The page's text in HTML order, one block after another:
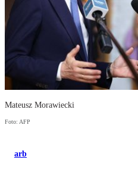
Mateusz Morawiecki
Foto: AFP
arb